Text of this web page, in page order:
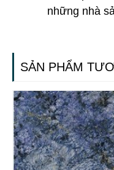
những nhà
SẢN PHẨM